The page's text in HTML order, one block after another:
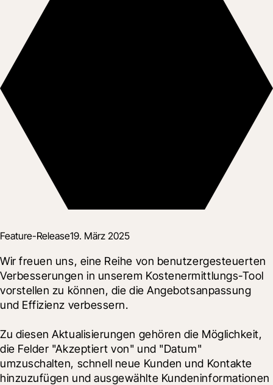
Feature-Release19. März 2025
Wir freuen uns, eine Reihe von benutzergesteuerten
Verbesserungen in unserem Kostenermittlungs-Tool
vorstellen zu können, die die Angebotsanpassung
und Effizienz verbessern.
Zu diesen Aktualisierungen gehören die Möglichkeit,
die Felder "Akzeptiert von" und "Datum"
umzuschalten, schnell neue Kunden und Kontakte
hinzuzufügen und ausgewählte Kundeninformationen